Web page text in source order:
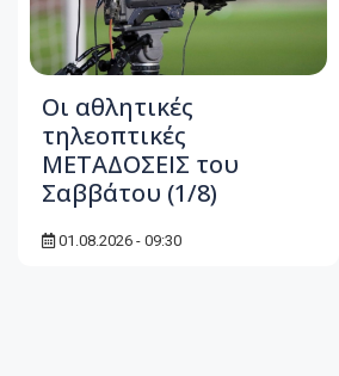
Οι αθλητικές
τηλεοπτικές
ΜΕΤΑΔΟΣΕΙΣ του
Σαββάτου (1/8)
01.08.2026 - 09:30